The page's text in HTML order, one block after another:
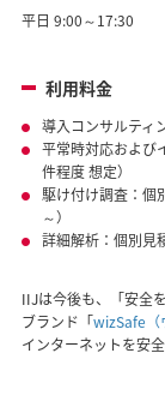
平日 9:00～17:30
利用料金
導入コンサルティ
平常時対応および
件程度 想定）
駆け付け調査：
～）
詳細解析：個別見
IIJは今後も、「安全
ブランド「wizSafe（
インターネットを安